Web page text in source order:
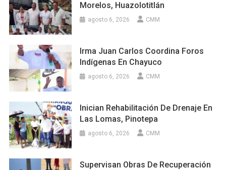
Morelos, Huazolotitlán
agosto 6, 2026 CMM
Irma Juan Carlos Coordina Foros
Indígenas En Chayuco
agosto 6, 2026 CMM
Inician Rehabilitación De Drenaje En
Las Lomas, Pinotepa
agosto 6, 2026 CMM
Supervisan Obras De Recuperación